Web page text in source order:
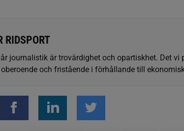
RIDSPORT
journalistik är trovärdighet och opartiskhet. Det vi
och fristående i förhållande till